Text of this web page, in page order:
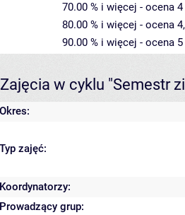
70.00 % i więcej - ocena 4
80.00 % i więcej - ocena
90.00 % i więcej - ocena 5
Zajęcia w cyklu "Semestr
Okres:
Typ zajęć:
Koordynatorzy:
Prowadzący grup: